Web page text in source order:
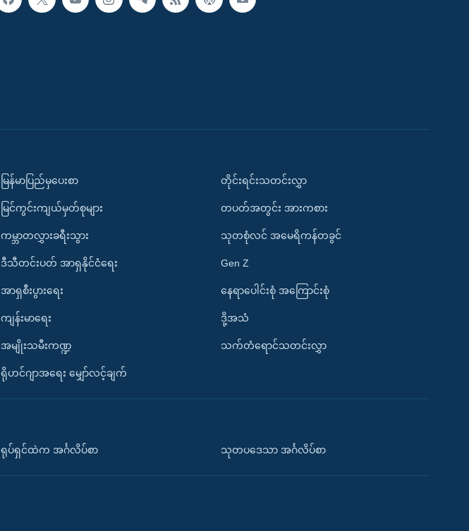
မြန်မာပြည်မှပေးစာ
မြင်ကွင်းကျယ်မှတ်စုများ
ကမ္ဘာတလွှားခရီးသွား
ဒီသီတင်းပတ် အာရှနိုင်ငံရေး
အာရှစီးပွားရေး
ကျန်းမာရေး
အမျိုးသမီးကဏ္ဍ
ရိုဟင်ဂျာအရေး မျှော်လင့်ချက်
တိုင်းရင်းသတင်းလွှာ
တပတ်အတွင်း အားကစား
သုတစုံလင် အမေရိကန်တခွင်
Gen Z
နေရာပေါင်းစုံ အကြောင်းစုံ
ဒို့အသံ
သက်တံရောင်သတင်းလွှာ
ရုပ်ရှင်ထဲက အင်္ဂလိပ်စာ သုတပဒေသာ အင်္ဂလိပ်စာ